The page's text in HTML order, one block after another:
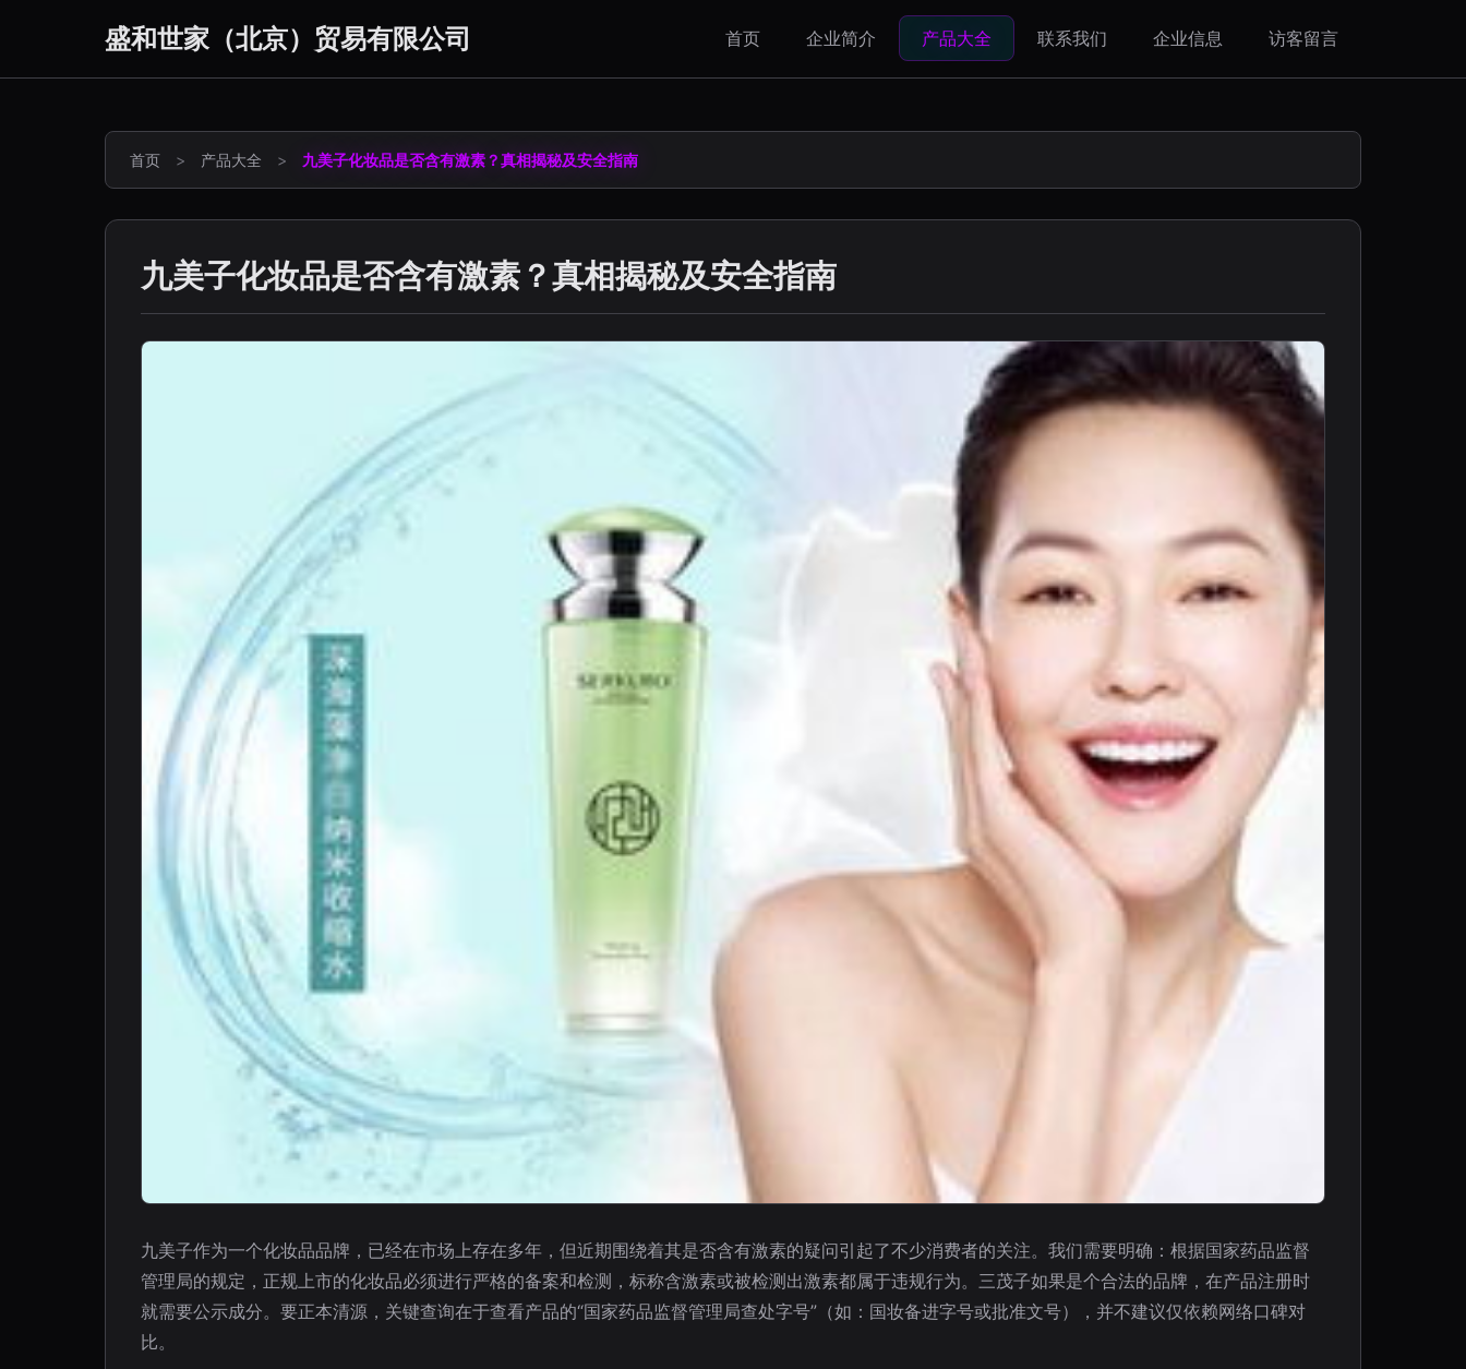
盛和世家（北京）贸易有限公司 首页 企业简介 产品大全 联系我们 企业信息 访客留言
首页 > 产品大全 > 九美子化妆品是否含有激素？真相揭秘及安全指南
九美子化妆品是否含有激素？真相揭秘及安全指南
九美子作为一个化妆品品牌，已经在市场上存在多年，但近期围绕着其是否含有激素的疑问引起了不少消费者的关注。我们需要明确：根据国家药品监督
管理局的规定，正规上市的化妆品必须进行严格的备案和检测，标称含激素或被检测出激素都属于违规行为。三茂子如果是个合法的品牌，在产品注册时
就需要公示成分。要正本清源，关键查询在于查看产品的“国家药品监督管理局查处字号”（如：国妆备进字号或批准文号），并不建议仅依赖网络口碑对
比。